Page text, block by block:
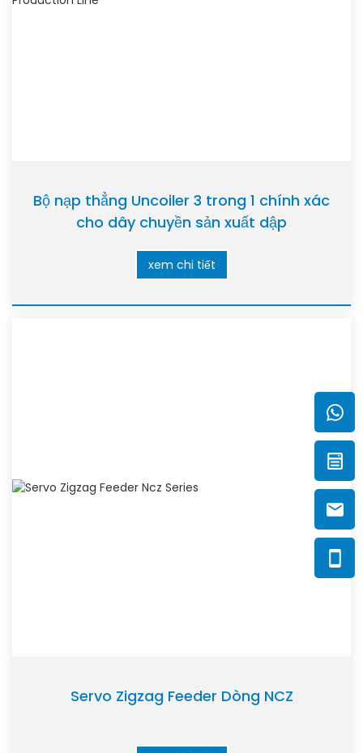
Bộ nạp thẳng Uncoiler 3 trong 1 chính xác
cho dây chuyền sản xuất dập
xem chi tiết
Servo Zigzag Feeder Dòng NCZ